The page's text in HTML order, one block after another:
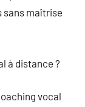
sans maîtrise
à distance ?
vocal